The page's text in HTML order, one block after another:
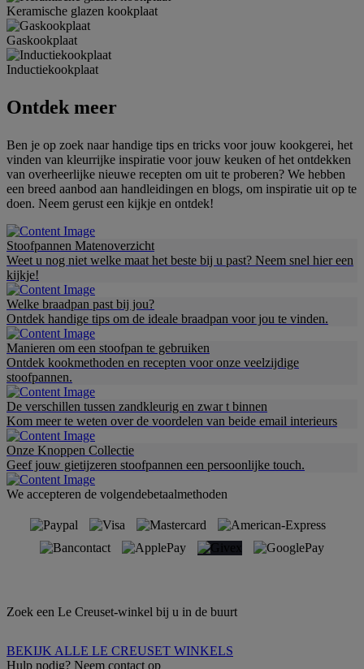
Keramische glazen kookplaat
Gaskookplaat
Inductiekookplaat
Ontdek meer
Ben je op zoek naar handige tips en tricks voor jouw kookgerei, het
vinden van kleurrijke inspiratie voor jouw keuken of het ontdekken
van overheerlijke nieuwe recepten om uit te proberen? We hebben
een breed aanbod aan handleidingen en blogs, om inspiratie uit op te
doen. Neem gerust een kijkje en ontdek!
Stoofpannen Matenoverzicht
Weet u nog niet welke maat het beste bij u past? Neem snel hier een
kijkje!
Welke braadpan past bij jou?
Ontdek handige tips om de ideale braadpan voor jou te vinden.
Manieren om een stoofpan te gebruiken
Ontdek kookmethoden en recepten voor onze veelzijdige
stoofpannen.
De verschillen tussen zandkleurig en zwar t binnen
Kom meer te weten over de voordelen van beide email interieurs
Onze Knoppen Collectie
Geef jouw gietijzeren stoofpannen een persoonlijke touch.
We accepteren de volgendebetaalmethoden
Zoek een Le Creuset-winkel bij u in de buurt
BEKIJK ALLE LE CREUSET WINKELS
Hulp nodig? Neem contact op